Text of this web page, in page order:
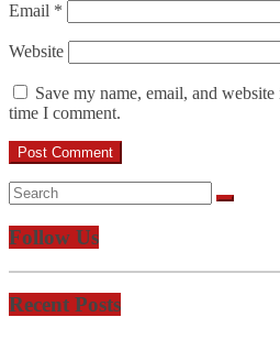
Email *
Website
Save my name, email, and
time I comment.
Follow Us
Recent Posts